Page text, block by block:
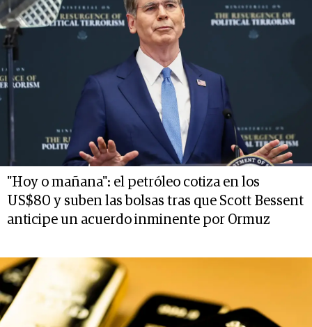
"Hoy o mañana": el petróleo cotiza en los
US$80 y suben las bolsas tras que Scott Bessent
anticipe un acuerdo inminente por Ormuz